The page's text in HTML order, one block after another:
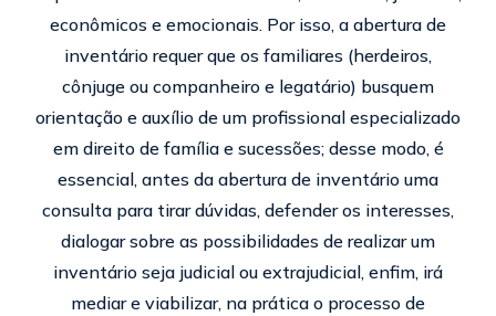
econômicos e emocionais. Por isso, a abertura de
inventário requer que os familiares (herdeiros,
cônjuge ou companheiro e legatário) busquem
orientação e auxílio de um profissional especializado
em direito de família e sucessões; desse modo, é
essencial, antes da abertura de inventário uma
consulta para tirar dúvidas, defender os interesses,
dialogar sobre as possibilidades de realizar um
inventário seja judicial ou extrajudicial, enfim, irá
mediar e viabilizar, na prática o processo de